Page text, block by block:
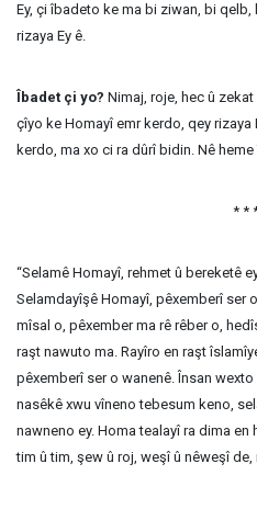
Ey, çi îbadeto ke ma bi ziwan, bi
rizaya Ey ê.
Îbadet çi yo? Nimaj, roje, hec û
çîyo ke Homayî emr kerdo, qey rizaya
kerdo, ma xo ci ra dûrî bidin. Nê
* *
“Selamê Homayî, rehmet û bereketê
Selamdayîşê Homayî, pêxemberî ser
mîsal o, pêxember ma rê rêber o,
raşt nawuto ma. Rayîro en raşt
pêxemberî ser o wanenê. Însan
nasêkê xwu vîneno tebesum keno,
nawneno ey. Homa tealayî ra dima
tim û tim, şew û roj, weşî û nêweşî